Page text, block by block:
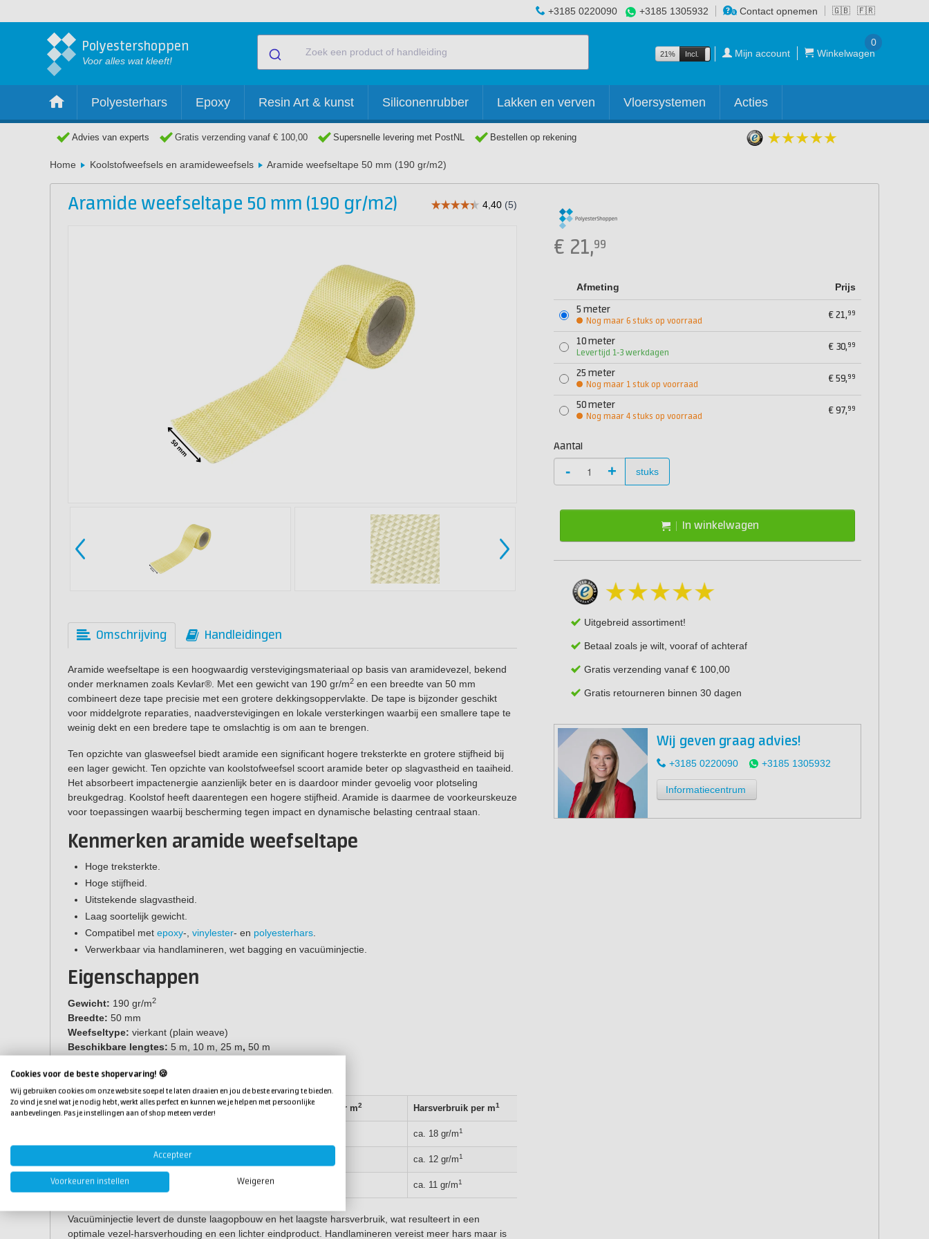
🇬🇧 🇫🇷
+3185 0220090 +3185 1305932 Contact opnemen
Polyestershoppen
Voor alles wat kleeft!
21% Incl. Excl. Mijn account Winkelwagen
0
Polyesterhars Epoxy Resin Art & kunst Siliconenrubber Lakken en verven Vloersystemen Acties
Advies van experts Gratis verzending vanaf € 100,00 Supersnelle levering met PostNL Bestellen op rekening
Home Koolstofweefsels en aramideweefsels Aramide weefseltape 50 mm (190 gr/m2)
Aramide weefseltape 50 mm (190 gr/m2)
Omschrijving Handleidingen
Aramide weefseltape is een hoogwaardig verstevigingsmateriaal op basis van aramidevezel, bekend
onder merknamen zoals Kevlar®. Met een gewicht van 190 gr/m2 en een breedte van 50 mm
combineert deze tape precisie met een grotere dekkingsoppervlakte. De tape is bijzonder geschikt
voor middelgrote reparaties, naadverstevigingen en lokale versterkingen waarbij een smallere tape te
weinig dekt en een bredere tape te omslachtig is om aan te brengen.
Ten opzichte van glasweefsel biedt aramide een significant hogere treksterkte en grotere stijfheid bij
een lager gewicht. Ten opzichte van koolstofweefsel scoort aramide beter op slagvastheid en taaiheid.
Het absorbeert impactenergie aanzienlijk beter en is daardoor minder gevoelig voor plotseling
breukgedrag. Koolstof heeft daarentegen een hogere stijfheid. Aramide is daarmee de voorkeurskeuze
voor toepassingen waarbij bescherming tegen impact en dynamische belasting centraal staan.
Kenmerken aramide weefseltape
Hoge treksterkte.
Hoge stijfheid.
Uitstekende slagvastheid.
Laag soortelijk gewicht.
Compatibel met epoxy-, vinylester- en polyesterhars
Verwerkbaar via handlamineren, wet bagging en vacuüminjectie.
Eigenschappen
Gewicht: 190 gr/m2
Breedte: 50 mm
Weefseltype: vierkant (plain weave)
Beschikbare lengtes: 5 m, 10 m, 25 m, 50 m
Harsverbruik
Applicatiemethode Laagdikte Harsverbruik per m2 Harsverbruik per m1
ca. 18 gr/m1
ca. 12 gr/m1
Vacuüminjectie ca. 11 gr/m1
Vacuüminjectie levert de dunste laagopbouw en het laagste harsverbruik, wat resulteert in een
optimale vezel-harsverhouding en een lichter eindproduct. Handlamineren vereist meer hars maar is
€ 21,99
Afmeting Prijs
5 meter
Nog maar 6 stuks op voorraad
€21,99
10 meter
Levertijd 1-3 werkdagen
€ 30,99
25 meter
Nog maar 1 stuk op voorraad
€59,99
50 meter
Nog maar 4 stuks op voorraad
€97,99
Aantal
- + stuks
In winkelwagen
Uitgebreid assortiment!
Betaal zoals je wilt, vooraf of achteraf
Gratis verzending vanaf € 100,00
Gratis retourneren binnen 30 dagen
Wij geven graag advies!
+3185 0220090 +3185 1305932
Informatiecentrum
Cookies voor de beste shopervaring! 🍪
Wij gebruiken cookies om onze website soepel te laten draaien en jou de beste ervaring te bieden.
Zo vind je snel wat je nodig hebt, werkt alles perfect en kunnen we je helpen met persoonlijke
aanbevelingen. Pas je instellingen aan of shop meteen verder!
Accepteer
Voorkeuren instellen Weigeren